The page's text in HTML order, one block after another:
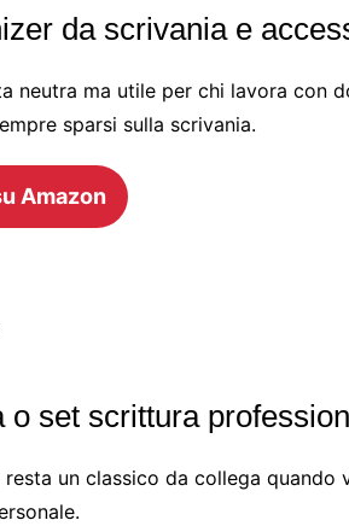
da scrivania e
neutra ma utile per chi lavora con
sparsi sulla scrivania.
Amazon
o set scrittura
resta un classico da collega